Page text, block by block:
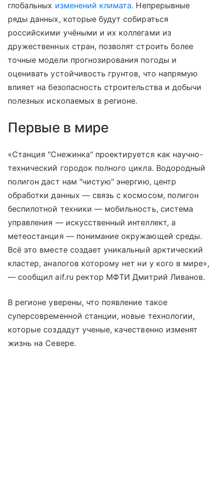
глобальных изменений климата. Непрерывные
ряды данных, которые будут собираться
российскими учёными и их коллегами из
дружественных стран, позволят строить более
точные модели прогнозирования погоды и
оценивать устойчивость грунтов, что напрямую
влияет на безопасность строительства и добычи
полезных ископаемых в регионе.
Первые в мире
«Станция "Снежинка" проектируется как научно-
технический городок полного цикла. Водородный
полигон даст нам "чистую" энергию, центр
обработки данных — связь с космосом, полигон
беспилотной техники — мобильность, система
управления — искусственный интеллект, а
метеостанция — понимание окружающей среды.
Всё это вместе создает уникальный арктический
кластер, аналогов которому нет ни у кого в мире»,
— сообщил aif.ru ректор МФТИ Дмитрий Ливанов.
В регионе уверены, что появление такое
суперсовременной станции, новые технологии,
которые создадут ученые, качественно изменят
жизнь на Севере.